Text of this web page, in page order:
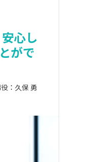
心し
がで
：久保 勇